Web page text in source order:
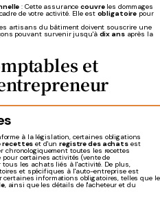
: Cette assurancecouvreles dommages
de votre activité. Elle est obligatoire pour
artisans du bâtiment doivent souscrire une
pouvant survenir jusqu'à dix ansaprès la
et
à la législation, certaines obligations
recettes et d'unregistre des achatsest
chronologiquement toutes les recettes
certaines activités (vente de
les achats liés à l'activité. De plus,
et spécifiques à l'auto-entreprise est
informations obligatoires, telles que le
, ainsi que les détails de l'acheteur et du